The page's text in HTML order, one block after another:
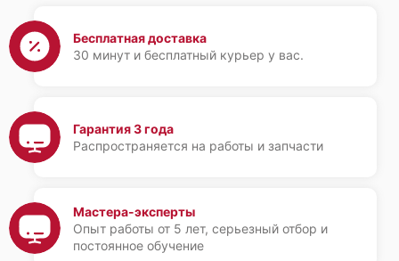
Бесплатная доставка
30 минут и бесплатный курьер у вас.
Гарантия 3 года
Распространяется на работы и запчасти
Мастера-эксперты
Опыт работы от 5 лет, серьезный отбор и
постоянное обучение